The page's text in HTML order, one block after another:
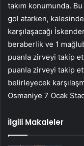
takım konumunda.
gol atarken,
karşılaşacağı
beraberlik ve 1
puanla zirveyi takip
puanla zirveyi takip
belirleyecek
Osmaniye 7 Ocak
İlgili Makaleler